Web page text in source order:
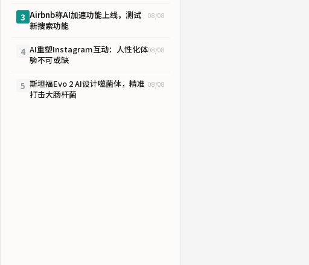
3 Airbnb称AI加速功能上线，测试
新搜索功能
08/08
4 AI重塑Instagram互动：人性化体
验不可或缺
08/08
5 斯坦福Evo 2 AI设计噬菌体，精准
打击大肠杆菌
08/08